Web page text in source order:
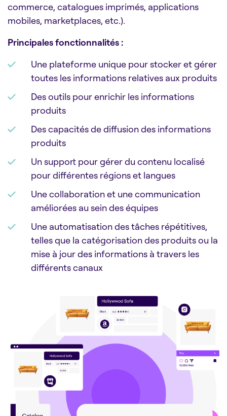
commerce, catalogues imprimés, applications
mobiles, marketplaces, etc.).
Principales fonctionnalités :
Une plateforme unique pour stocker et gérer
toutes les informations relatives aux produits
Des outils pour enrichir les informations
produits
Des capacités de diffusion des informations
produits
Un support pour gérer du contenu localisé
pour différentes régions et langues
Une collaboration et une communication
améliorées au sein des équipes
Une automatisation des tâches répétitives,
telles que la catégorisation des produits ou la
mise à jour des informations à travers les
différents canaux